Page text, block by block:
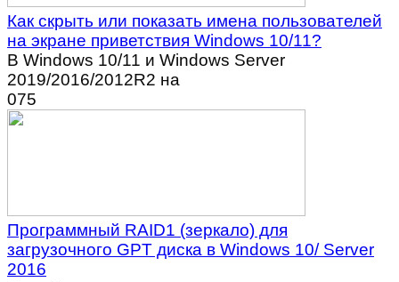
Как скрыть или показать имена пользователей
на экране приветствия Windows 10/11?
В Windows 10/11 и Windows Server
2019/2016/2012R2 на
075
Программный RAID1 (зеркало) для
загрузочного GPT диска в Windows 10/ Server
2016